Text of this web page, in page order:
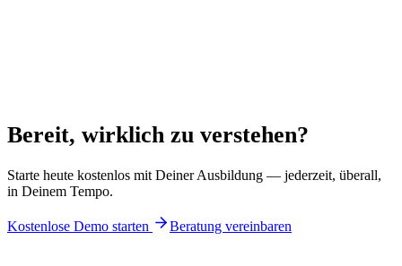
Bereit, wirklich zu verstehen?
Starte heute kostenlos mit Deiner Ausbildung — jederzeit, überall,
in Deinem Tempo.
Kostenlose Demo starten Beratung vereinbaren